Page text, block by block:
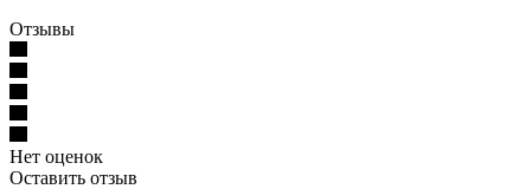
Отзывы
Нет оценок
Оставить отзыв